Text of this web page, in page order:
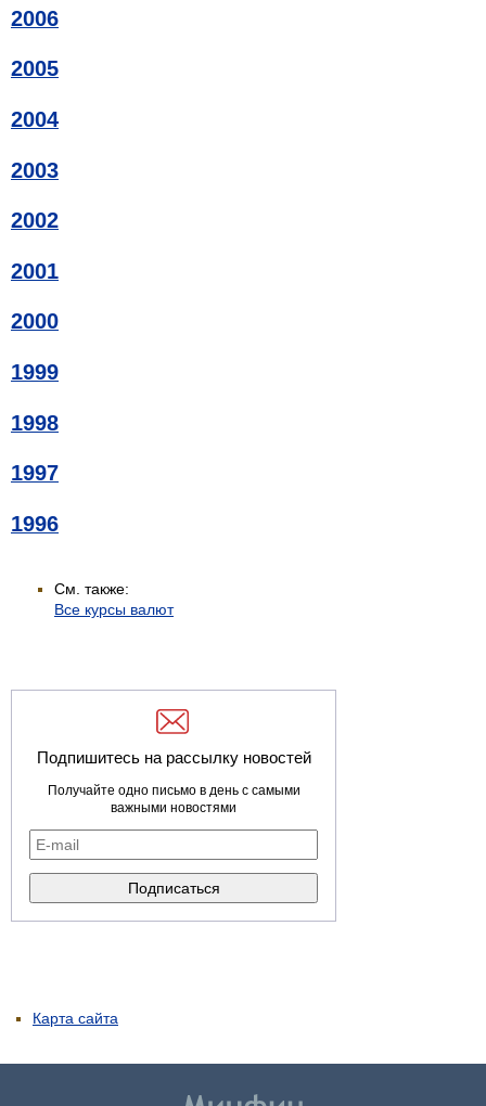
2006
2005
2004
2003
2002
2001
2000
1999
1998
1997
1996
См. также:
Все курсы валют
Подпишитесь на рассылку новостей
Получайте одно письмо в день с самыми
важными новостями
Карта сайта